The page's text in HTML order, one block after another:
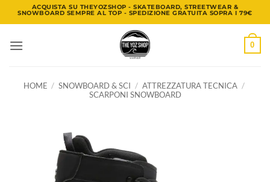
ai
ACQUISTA SU THEYOZSHOP - SKATEBOARD, STREETWEAR &
SNOWBOARD SEMPRE AL TOP - SPEDIZIONE GRATUITA SOPRA I 79€
0
HOME / SNOWBOARD & SCI / ATTREZZATURA TECNICA /
SCARPONI SNOWBOARD